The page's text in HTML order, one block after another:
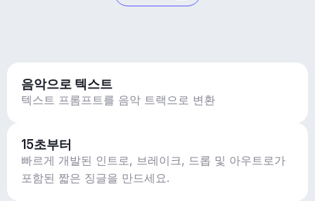
음악으로 텍스트
텍스트 프롬프트를 음악 트랙으로 변환
15초부터
빠르게 개발된 인트로, 브레이크, 드롭 및 아우트로가
포함된 짧은 징글을 만드세요.